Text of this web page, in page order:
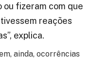
ou fizeram com que
reações
explica.
ainda, ocorrências